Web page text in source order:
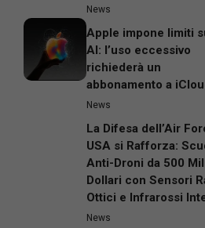
News
Apple impone limiti
AI: l’uso eccessivo
richiederà un
abbonamento a
News
La Difesa dell’Air
USA si Rafforza:
Anti-Droni da 500
Dollari con Sensori
Ottici e Infrarossi
News